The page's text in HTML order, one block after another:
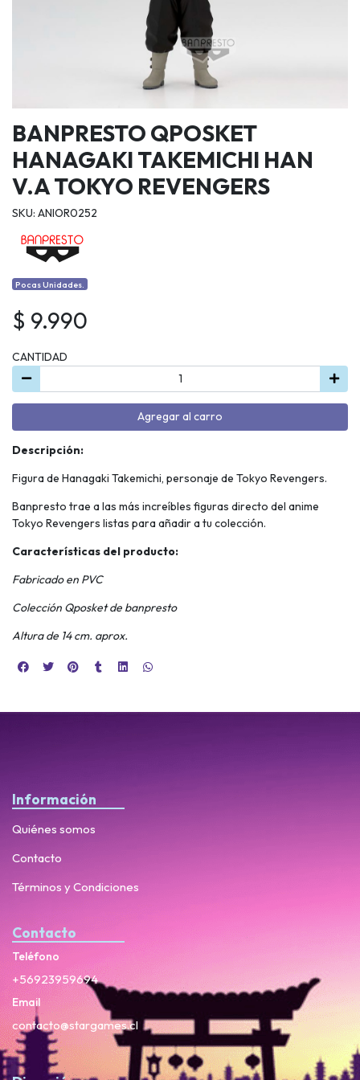
BANPRESTO QPOSKET
HANAGAKI TAKEMICHI HAN
V.A TOKYO REVENGERS
SKU: ANIOR0252
Pocas Unidades.
$ 9.990
CANTIDAD
Agregar al carro
Descripción:
Figura de Hanagaki Takemichi, personaje de Tokyo Revengers.
Banpresto trae a las más increíbles figuras directo del anime
Tokyo Revengers listas para añadir a tu colección.
Características del producto:
Fabricado en PVC
Colección Qposket de banpresto
Altura de 14 cm. aprox.
Información
Quiénes somos
Contacto
Términos y Condiciones
Contacto
Teléfono
+56923959694
Email
contacto@stargames.cl